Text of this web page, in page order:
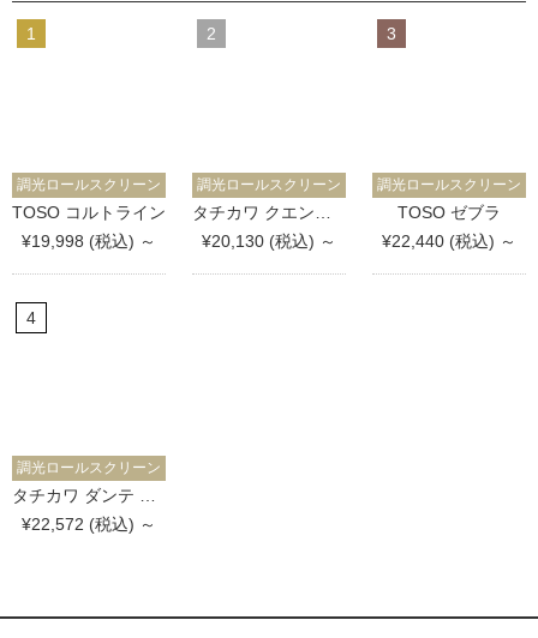
調光ロールスクリーン
TOSO コルトライン
¥19,998 (税込) ～
調光ロールスクリーン
¥20,130 (税込) ～
調光ロールスクリーン
TOSO ゼブラ
¥22,440 (税込) ～
調光ロールスクリーン
¥22,572 (税込) ～